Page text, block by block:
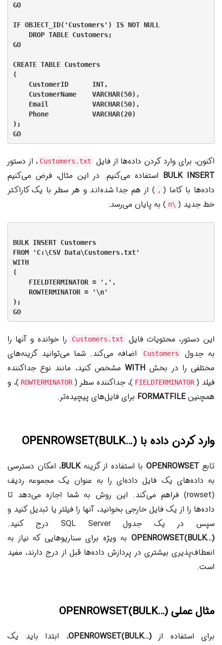
GO
IF OBJECT_ID('Customers') IS NOT NULL
    DROP TABLE Customers;
GO
CREATE TABLE Customers
(
    CustomerID      INT,
    CustomerName    VARCHAR(50),
    Email           VARCHAR(50),
    Phone           VARCHAR(20)
);
GO
اکنون، برای وارد کردن داده‌ها از فایل Customers.txt ، از دستور
BULK INSERT استفاده می‌کنیم. در این مثال، فرض می‌کنیم
داده‌ها با کاما ( , ) از هم جدا شده‌اند و هر سطر با یک کاراکتر
خط جدید ( \n ) به پایان می‌رسد:
BULK INSERT Customers
FROM 'C:\CSV Data\Customers.txt'
WITH
(
    FIELDTERMINATOR = ',',
    ROWTERMINATOR = '\n'
);
GO
این دستور، محتویات فایل Customers.txt
را خوانده و آنها را
به جدول
Customers
اضافه می‌کند. شما می‌توانید گزینه‌های
مختلفی را در بخش WITHمشخص کنید، مانند نوع جداکننده
فیلد ( FIELDTERMINATOR )، جداکننده سطر ( ROWTERMINATOR )، و
همچنینFORMATFILE برای فایل‌های پیچیده‌تر.
وارد کردن داده با OPENROWSET(BULK…)
تابعOPENROWSET با استفاده از گزینهBULK، امکان دسترسی
به داده‌های یک فایل داده‌ای را به عنوان یک مجموعه ردیف
(rowset) فراهم می‌کند. این روش به شما اجازه می‌دهد تا
داده‌ها را از یک فایل خارجی بخوانید، آنها را فیلتر یا تبدیل کنید و
سپس در یک جدول SQL Server درج کنید.
OPENROWSET(BULK…) به ویژه برای سناریوهایی که نیاز به
انعطاف‌پذیری بیشتری در پردازش داده‌ها قبل از درج دارند، مفید
است.
مثال عملی OPENROWSET(BULK…)
برای استفاده ازOPENROWSET(BULK…)، ابتدا باید یک